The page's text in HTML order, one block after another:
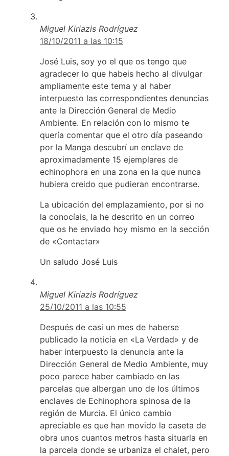
Miguel Kiriazis Rodríguez
18/10/2011 a las 10:15
José Luis, soy yo el que os tengo que
agradecer lo que habeis hecho al divulgar
ampliamente este tema y al haber
interpuesto las correspondientes denuncias
ante la Dirección General de Medio
Ambiente. En relación con lo mismo te
quería comentar que el otro día paseando
por la Manga descubrí un enclave de
aproximadamente 15 ejemplares de
echinophora en una zona en la que nunca
hubiera creido que pudieran encontrarse.
La ubicación del emplazamiento, por si no
la conocíais, la he descrito en un correo
que os he enviado hoy mismo en la sección
de «Contactar»
Un saludo José Luis
Miguel Kiriazis Rodríguez
25/10/2011 a las 10:55
Después de casi un mes de haberse
publicado la noticia en «La Verdad» y de
haber interpuesto la denuncia ante la
Dirección General de Medio Ambiente, muy
poco parece haber cambiado en las
parcelas que albergan uno de los últimos
enclaves de Echinophora spinosa de la
región de Murcia. El único cambio
apreciable es que han movido la caseta de
obra unos cuantos metros hasta situarla en
la parcela donde se urbaniza el chalet, pero